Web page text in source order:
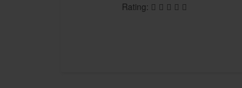
Rating: